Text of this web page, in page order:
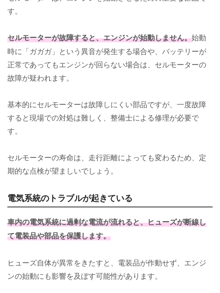
す。
セルモーターが故障すると、エンジンが始動しません。始動
時に「ガガガ」という異音が発生する場合や、バッテリーが
正常であってもエンジンが回らない場合は、セルモーターの
故障が疑われます。
基本的にセルモーターは故障しにくい部品ですが、一度故障
すると現場での対処は難しく、整備士による修理が必要で
す。
セルモーターの寿命は、走行距離によっても変わるため、定
期的な点検が望ましいでしょう。
電気系統のトラブルが起きている
車内の電気系統に過剰な電流が流れると、ヒューズが断線し
て電装品や部品を保護します。
ヒューズ自体が異常をきたすと、電装品が作動せず、エンジ
ンの始動にも影響を及ぼす可能性があります。